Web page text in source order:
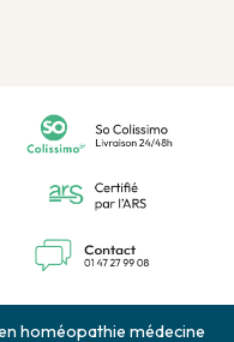
homéopathie médecine